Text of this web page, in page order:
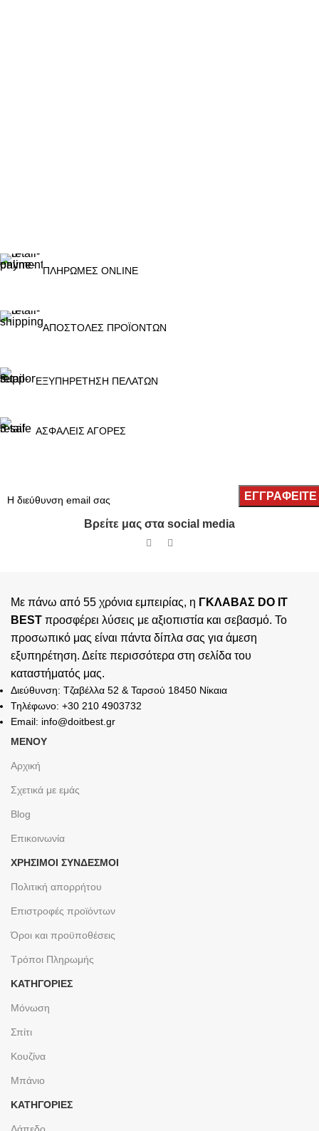
ΠΛΗΡΩΜΕΣ ONLINE
ΑΠΟΣΤΟΛΕΣ ΠΡΟΪΟΝΤΩΝ
ΕΞΥΠΗΡΕΤΗΣΗ ΠΕΛΑΤΩΝ
ΑΣΦΑΛΕΙΣ ΑΓΟΡΕΣ
Βρείτε μας στα social media
Με πάνω από 55 χρόνια εμπειρίας, η ΓΚΛΑΒΑΣ DO IT
BEST προσφέρει λύσεις με αξιοπιστία και σεβασμό. Το
προσωπικό μας είναι πάντα δίπλα σας για άμεση
εξυπηρέτηση. Δείτε περισσότερα στη σελίδα του
καταστήματός μας.
Διεύθυνση: Τζαβέλλα 52 & Ταρσού 18450 Νίκαια
Τηλέφωνο: +30 210 4903732
Email: info@doitbest.gr
ΜΕΝΟΥ
Αρχική
Σχετικά με εμάς
Blog
Επικοινωνία
ΧΡΉΣΙΜΟΙ ΣΎΝΔΕΣΜΟΙ
Πολιτική απορρήτου
Επιστροφές προϊόντων
Όροι και προϋποθέσεις
Τρόποι Πληρωμής
ΚΑΤΗΓΟΡΙΕΣ
Μόνωση
Σπίτι
Κουζίνα
Μπάνιο
ΚΑΤΗΓΟΡΙΕΣ
Δάπεδο